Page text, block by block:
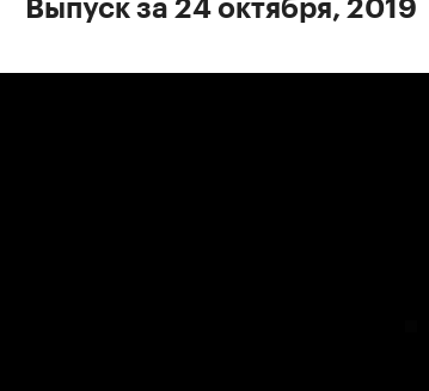
Выпуск за 24 октября, 2019